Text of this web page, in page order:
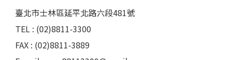
臺北市士林區延平北路六段481號
TEL : (02)8811-3300
FAX : (02)8811-3889